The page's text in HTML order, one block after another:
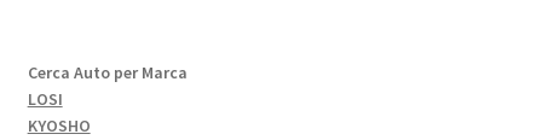
Cerca Auto per Marca
LOSI
KYOSHO